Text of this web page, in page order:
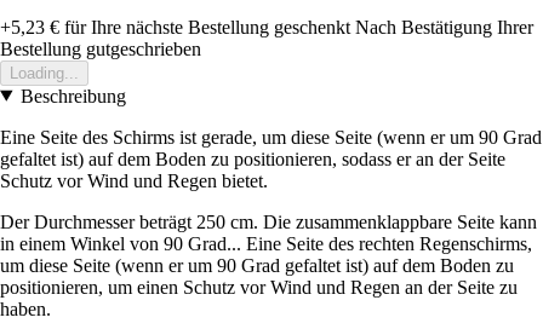
+5,23 € für Ihre nächste Bestellung geschenkt Nach Bestätigung Ihrer
Bestellung gutgeschrieben
Loading...
Beschreibung
Eine Seite des Schirms ist gerade, um diese Seite (wenn er um 90 Grad
gefaltet ist) auf dem Boden zu positionieren, sodass er an der Seite
Schutz vor Wind und Regen bietet.
Der Durchmesser beträgt 250 cm. Die zusammenklappbare Seite kann
in einem Winkel von 90 Grad... Eine Seite des rechten Regenschirms,
um diese Seite (wenn er um 90 Grad gefaltet ist) auf dem Boden zu
positionieren, um einen Schutz vor Wind und Regen an der Seite zu
haben.